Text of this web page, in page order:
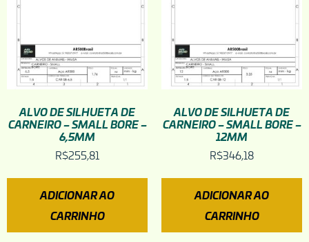
ALVO DE SILHUETA DE
CARNEIRO – SMALL BORE –
6,5MM
R$255,81
ADICIONAR AO
CARRINHO
ALVO DE SILHUETA DE
CARNEIRO – SMALL BORE –
12MM
R$346,18
ADICIONAR AO
CARRINHO